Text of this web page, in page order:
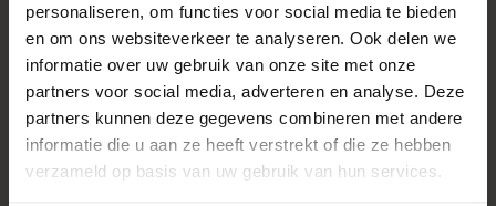
personaliseren, om functies voor social media te bieden
en om ons websiteverkeer te analyseren. Ook delen we
informatie over uw gebruik van onze site met onze
partners voor social media, adverteren en analyse. Deze
partners kunnen deze gegevens combineren met andere
informatie die u aan ze heeft verstrekt of die ze hebben
verzameld op basis van uw gebruik van hun services.
Achternaam
E-
mailadres
Nieuwsbrief
Ik blijf graag op de hoogte, stuur mij de Met je
hart nieuwsbrief (4 tot 6 keer per jaar)
Verstuur